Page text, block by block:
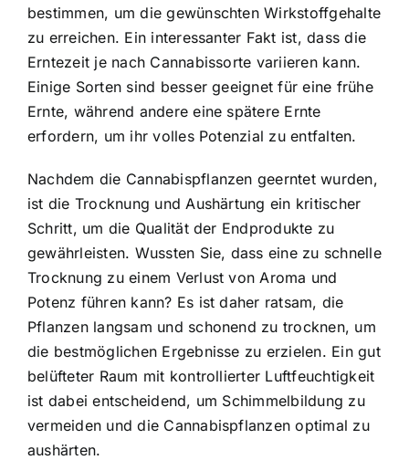
bestimmen, um die gewünschten Wirkstoffgehalte
zu erreichen. Ein interessanter Fakt ist, dass die
Erntezeit je nach Cannabissorte variieren kann.
Einige Sorten sind besser geeignet für eine frühe
Ernte, während andere eine spätere Ernte
erfordern, um ihr volles Potenzial zu entfalten.
Nachdem die Cannabispflanzen geerntet wurden,
ist die Trocknung und Aushärtung ein kritischer
Schritt, um die Qualität der Endprodukte zu
gewährleisten. Wussten Sie, dass eine zu schnelle
Trocknung zu einem Verlust von Aroma und
Potenz führen kann? Es ist daher ratsam, die
Pflanzen langsam und schonend zu trocknen, um
die bestmöglichen Ergebnisse zu erzielen. Ein gut
belüfteter Raum mit kontrollierter Luftfeuchtigkeit
ist dabei entscheidend, um Schimmelbildung zu
vermeiden und die Cannabispflanzen optimal zu
aushärten.